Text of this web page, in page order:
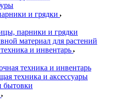
и грядки
парники и грядки
материал для растений
и инвентарь
техника и инвентарь
техника и аксессуары
бытовки